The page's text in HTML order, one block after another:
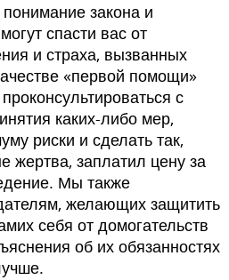
Links
format_underlined
закона и
спасти вас от
и страха, вызванных
«первой помощи»
с
каких-либо мер,
риски и сделать так,
жертва, заплатил цену за
Мы также
желающих защитить
себя от домогательств
об их обязанностях